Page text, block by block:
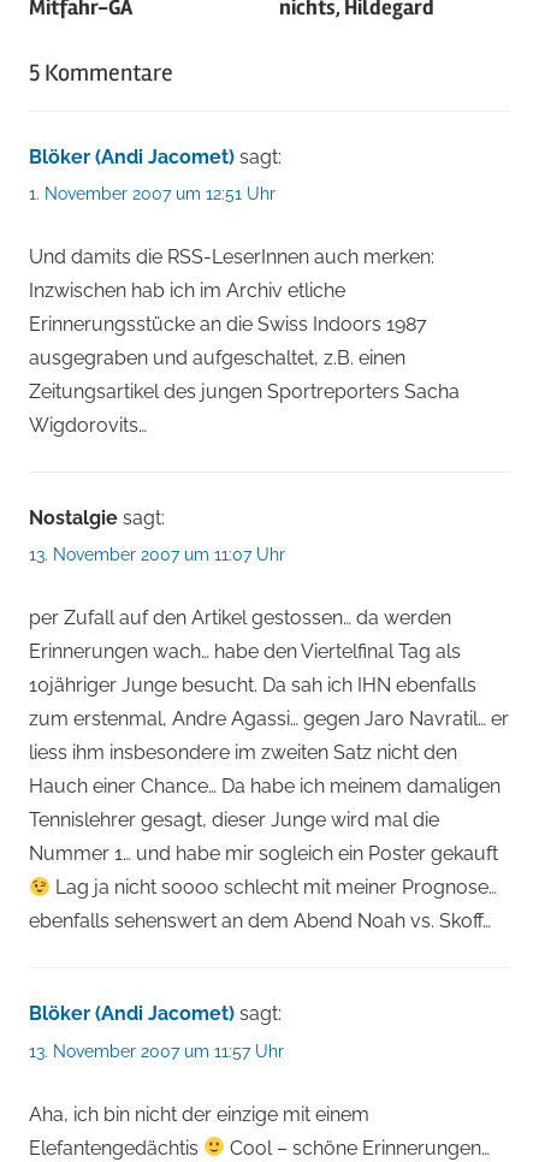
Mitfahr-GA
nichts, Hildegard
5 Kommentare
Blöker (Andi Jacomet) sagt:
1. November 2007 um 12:51 Uhr
Und damits die RSS-LeserInnen auch merken:
Inzwischen hab ich im Archiv etliche
Erinnerungsstücke an die Swiss Indoors 1987
ausgegraben und aufgeschaltet, z.B. einen
Zeitungsartikel des jungen Sportreporters Sacha
Wigdorovits…
Nostalgie sagt:
13. November 2007 um 11:07 Uhr
per Zufall auf den Artikel gestossen… da werden
Erinnerungen wach… habe den Viertelfinal Tag als
10jähriger Junge besucht. Da sah ich IHN ebenfalls
zum erstenmal, Andre Agassi… gegen Jaro Navratil… er
liess ihm insbesondere im zweiten Satz nicht den
Hauch einer Chance… Da habe ich meinem damaligen
Tennislehrer gesagt, dieser Junge wird mal die
Nummer 1… und habe mir sogleich ein Poster gekauft
Lag ja nicht soooo schlecht mit meiner Prognose…
ebenfalls sehenswert an dem Abend Noah vs. Skoff…
Blöker (Andi Jacomet) sagt:
13. November 2007 um 11:57 Uhr
Aha, ich bin nicht der einzige mit einem
Elefantengedächtis
Cool – schöne Erinnerungen…